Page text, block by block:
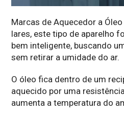
Marcas de Aquecedor a
lares, este tipo de aparelho
bem inteligente, buscando
sem retirar a umidade do ar.
O óleo fica dentro de um
aquecido por uma
aumenta a temperatura do